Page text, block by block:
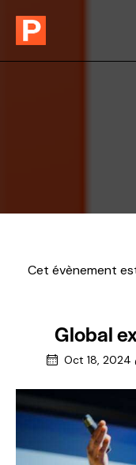
Cet évènement
Global
Oct 18, 2024